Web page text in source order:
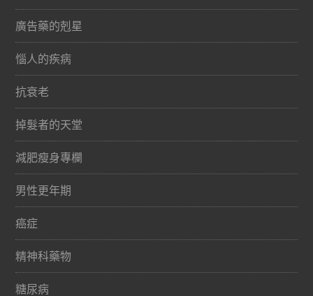
廣告藥的剋星
惱人的疾病
抗衰老
掉髮者的天堂
減肥瘦身專欄
男性更年期
癌症
精神科藥物
糖尿病